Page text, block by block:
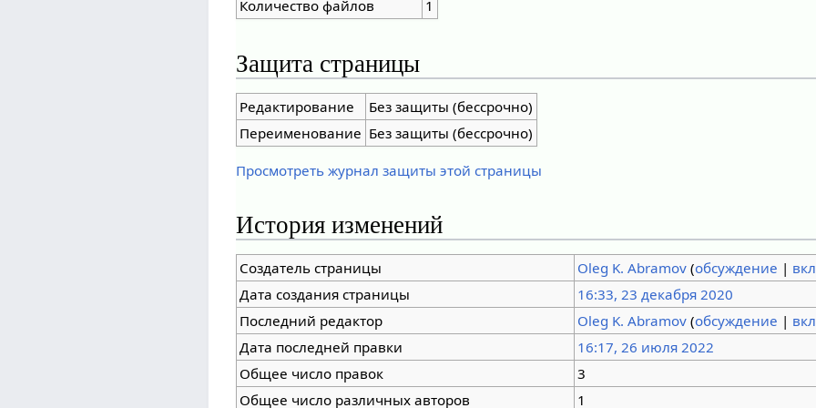
Количество файлов
1
Защита страницы
Редактирование
Без защиты (бессрочно)
Переименование Без защиты (бессрочно)
Просмотреть журнал защиты этой страницы
История изменений
Создатель страницы Oleg K. Abramov (обсуждение |
Дата создания страницы
16:33, 23 декабря 2020
Последний редактор
Oleg K. Abramov (обсуждение |
Дата последней правки
16:17, 26 июля 2022
Общее число правок
3
Общее число различных авторов
1